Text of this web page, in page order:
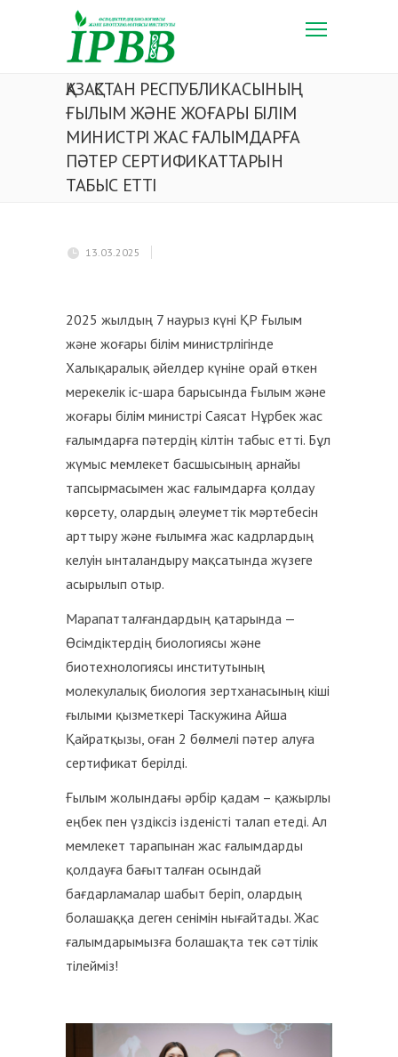
ҚАЗАҚСТАН РЕСПУБЛИКАСЫНЫҢ
ҒЫЛЫМ ЖӘНЕ ЖОҒАРЫ БІЛІМ
МИНИСТРІ ЖАС ҒАЛЫМДАРҒА
ПӘТЕР СЕРТИФИКАТТАРЫН
ТАБЫС ЕТТІ
13.03.2025
2025 жылдың 7 наурыз күні ҚР Ғылым
және жоғары білім министрлігінде
Халықаралық әйелдер күніне орай өткен
мерекелік іс-шара барысында Ғылым және
жоғары білім министрі Саясат Нұрбек жас
ғалымдарға пәтердің кілтін табыс етті. Бұл
жүмыс мемлекет басшысының арнайы
тапсырмасымен жас ғалымдарға қолдау
көрсету, олардың әлеуметтік мәртебесін
арттыру және ғылымға жас кадрлардың
келуін ынталандыру мақсатында жүзеге
асырылып отыр.
Марапатталғандардың қатарында —
Өсімдіктердің биологиясы және
биотехнологиясы институтының
молекулалық биология зертханасының кіші
ғылыми қызметкері Таскужина Айша
Қайратқызы, оған 2 бөлмелі пәтер алуға
сертификат берілді.
Ғылым жолындағы әрбір қадам – қажырлы
еңбек пен үздіксіз ізденісті талап етеді. Ал
мемлекет тарапынан жас ғалымдарды
қолдауға бағытталған осындай
бағдарламалар шабыт беріп, олардың
болашаққа деген сенімін нығайтады. Жас
ғалымдарымызға болашақта тек сәттілік
тілейміз!